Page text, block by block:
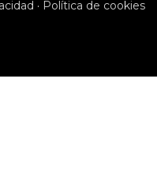
· Política de cookies